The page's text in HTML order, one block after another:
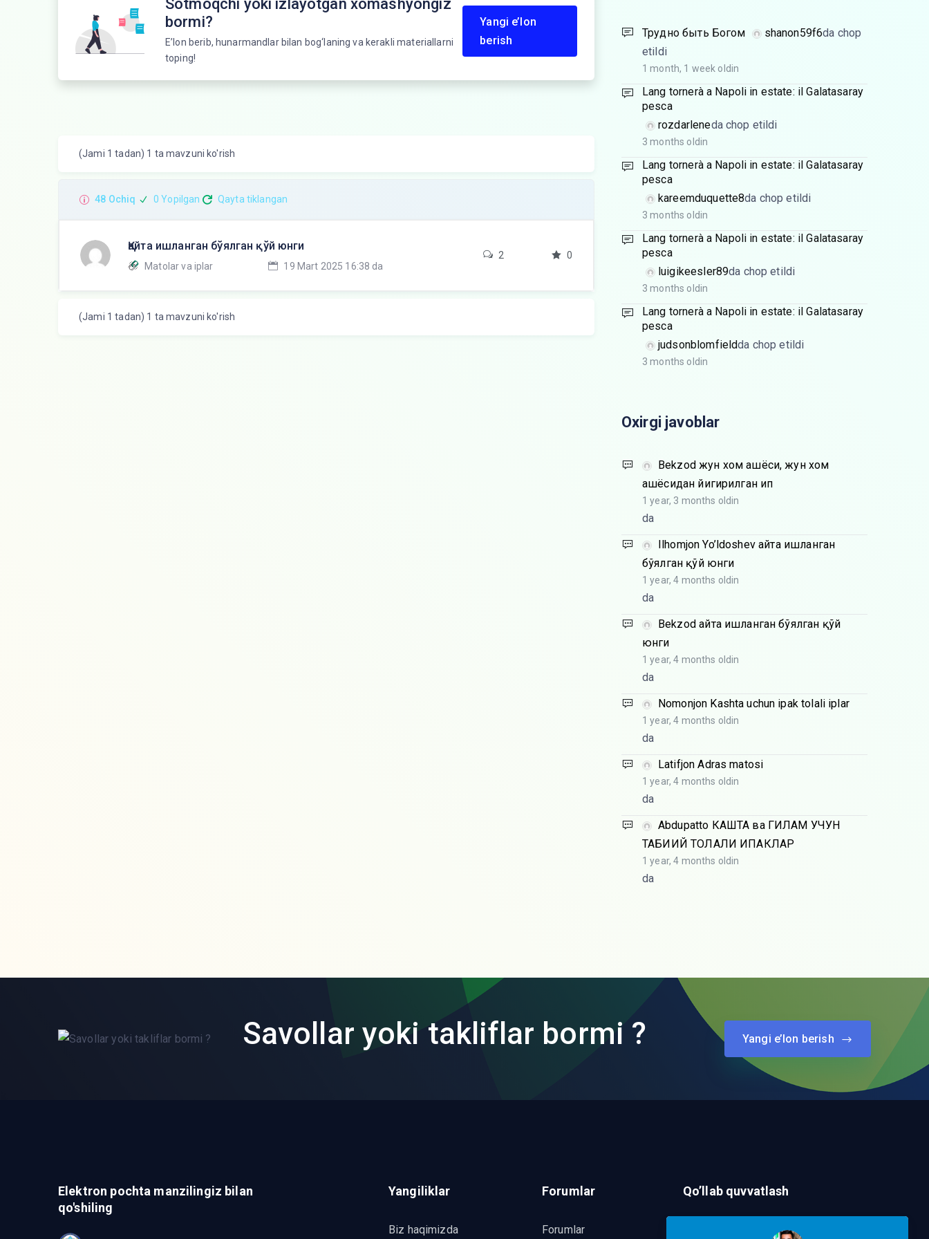
Sotmoqchi yoki izlayotgan xomashyongiz
bormi?
E’lon berib, hunarmandlar bilan bog‘laning va kerakli materiallarni
toping!
Yangi e’lon
berish
(Jami 1 tadan) 1 ta mavzuni ko'rish
48 Ochiq 0 Yopilgan Qayta tiklangan
Қайта ишланган бўялган қўй юнги
Matolar va iplar 19 Mart 2025 16:38 da
2 0
(Jami 1 tadan) 1 ta mavzuni ko'rish
Трудно быть Богом shanon59f6da chop
etildi
1 month, 1 week oldin
Lang tornerà a Napoli in estate: il Galatasaray
pesca
rozdarleneda chop etildi
3 months oldin
Lang tornerà a Napoli in estate: il Galatasaray
pesca
kareemduquette8da chop etildi
3 months oldin
Lang tornerà a Napoli in estate: il Galatasaray
pesca
luigikeesler89da chop etildi
3 months oldin
Lang tornerà a Napoli in estate: il Galatasaray
pesca
judsonblomfieldda chop etildi
3 months oldin
Oxirgi javoblar
Bekzod жун хом ашёси, жун хом
ашёсидан йигирилган ип
1 year, 3 months oldin
da
Ilhomjon Yo’ldoshev Қайта ишланган
бўялган қўй юнги
1 year, 4 months oldin
da
Bekzod Қайта ишланган бўялган қўй
юнги
1 year, 4 months oldin
da
Nomonjon Kashta uchun ipak tolali iplar
1 year, 4 months oldin
da
Latifjon Adras matosi
1 year, 4 months oldin
da
Abdupatto КАШТА ва ГИЛАМ УЧУН
ТАБИИЙ ТОЛАЛИ ИПАКЛАР
1 year, 4 months oldin
da
Savollar yoki takliflar bormi ? Yangi e’lon berish
Elektron pochta manzilingiz bilan
qo'shiling
Yangiliklar
Biz haqimizda
Forumlar
Forumlar
Qo’llab quvvatlash